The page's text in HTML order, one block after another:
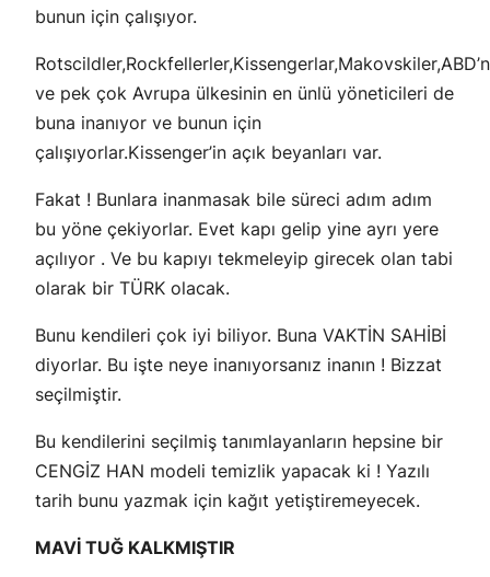
bunun için çalışıyor.
ve pek çok Avrupa ülkesinin en ünlü yöneticileri de
buna inanıyor ve bunun için
çalışıyorlar.Kissenger’in açık beyanları var.
Fakat ! Bunlara inanmasak bile süreci adım adım
bu yöne çekiyorlar. Evet kapı gelip yine ayrı yere
açılıyor . Ve bu kapıyı tekmeleyip girecek olan tabi
olarak bir TÜRK olacak.
Bunu kendileri çok iyi biliyor. Buna VAKTİN SAHİBİ
diyorlar. Bu işte neye inanıyorsanız inanın ! Bizzat
seçilmiştir.
Bu kendilerini seçilmiş tanımlayanların hepsine bir
CENGİZ HAN modeli temizlik yapacak ki ! Yazılı
tarih bunu yazmak için kağıt yetiştiremeyecek.
MAVİ TUĞ KALKMIŞTIR